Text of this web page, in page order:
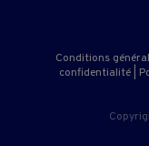
Conditions
confidentialité